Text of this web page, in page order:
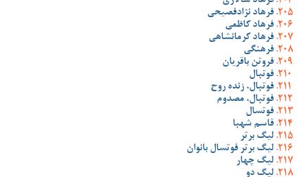
فرهاد نژادفصیحی
فرهاد کاظمی
فرهاد کرمانشاهی
فرهنگی
فروتن باقریان
فوتبال
فوتبال، زنده روح
فوتبال، مصدوم
فوتسال
قاسم شهبا
لیگ برتر
لیگ برتر فوتسال بانوان
لیگ چهار
لیگ دو